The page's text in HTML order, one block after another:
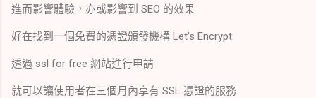
進而影響體驗，亦或影響到 SEO 的效果
好在找到一個免費的憑證頒發機構 Let's Encrypt
透過 ssl for free 網站進行申請
就可以讓使用者在三個月內享有 SSL 憑證的服務